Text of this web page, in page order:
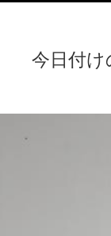
今日付け